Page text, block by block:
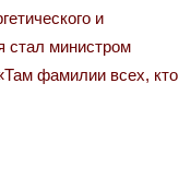
и
стал министром
фамилии всех, кто